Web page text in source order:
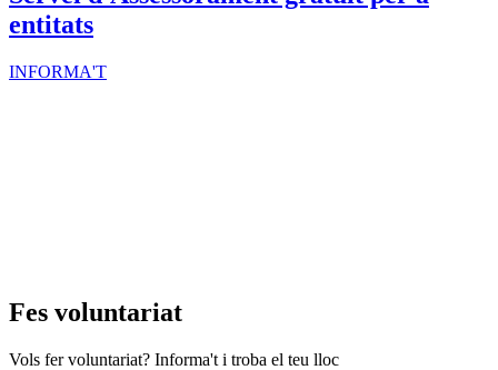
entitats
INFORMA'T
Fes voluntariat
Vols fer voluntariat? Informa't i troba el teu lloc